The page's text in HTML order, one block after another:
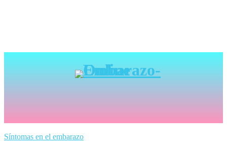
Síntomas en el embarazo